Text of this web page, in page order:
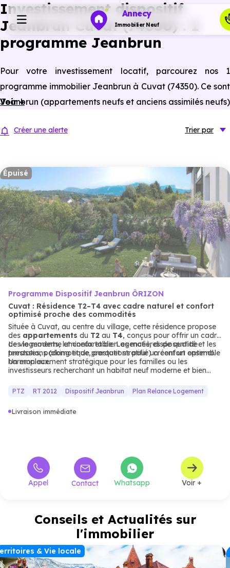
Annecy
Immobilier Neuf
Investir
Ressources
Financer
Investissement dispositif
Jeanbrun Cuvat (74350) : 1
programme Jeanbrun
Pour votre investissement locatif, parcourez nos 1
programme immobilier Jeanbrun à Cuvat (74350). Ce sont
Jeanbrun (appartements neufs et anciens assimilés neufs)
Voir +
Créer une alerte Trier par
Épuisé
Programme Dispositif Jeanbrun ÔRIZON
Cuvat : Résidence T2–T4 avec cadre naturel et confort
optimisé proche des commodités
Située à Cuvat, au centre du village, cette résidence propose
des appartements du T2 au T4, conçus pour offrir un cadre
de vie moderne et confortable. Les matières de qualité et les
prestations (domotique, parquet stratifié) créent un ensemble
harmonieux.
Les logements, lumineux et bien agencés, disposent de
terrasses, parking et de prestations pour un confort optimal.
Un emplacement stratégique pour les familles ou les
investisseurs recherchant un habitat neuf moderne et bien
PTZ RT 2012 Dispositif Jeanbrun Plan Relance Logement
Livraison immédiate
Appel Contact Whatsapp Voir +
Conseils et Actualités sur
l'immobilier
& Vie locale